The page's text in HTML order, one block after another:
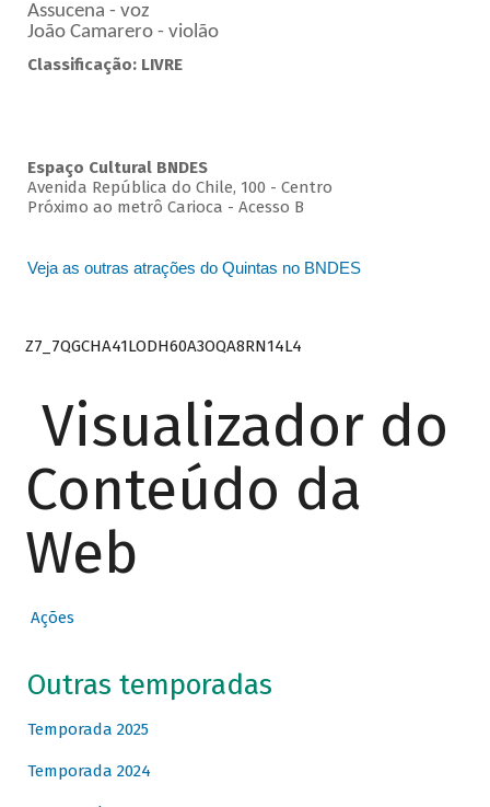
Assucena - voz
João Camarero - violão
Classificação: LIVRE
Espaço Cultural BNDES
Avenida República do Chile, 100 - Centro
Próximo ao metrô Carioca - Acesso B
Veja as outras atrações do Quintas no BNDES
Z7_7QGCHA41LODH60A3OQA8RN14L4
Visualizador do
Conteúdo da
Web
Ações
Outras temporadas
Temporada 2025
Temporada 2024